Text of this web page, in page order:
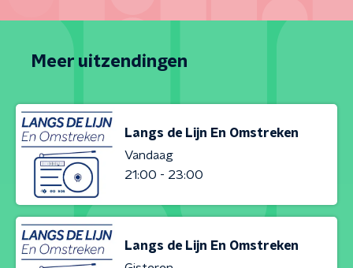
Meer uitzendingen
Langs de Lijn En Omstreken
Vandaag
21:00 - 23:00
Langs de Lijn En Omstreken